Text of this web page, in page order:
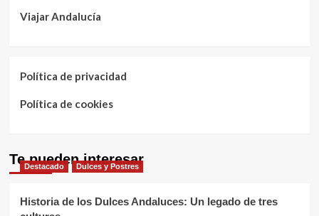
Viajar Andalucía
Política de privacidad
Política de cookies
Te pueden interesar
Destacado Dulces y Postres
Historia de los Dulces Andaluces: Un legado de tres